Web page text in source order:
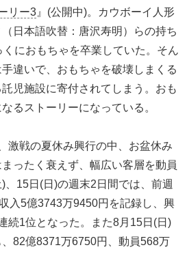
リー3 』(公開中)。カウボーイ人形
日本語吹替：唐沢寿明）らの持ち
におもちゃを卒業していた。そん
違いで、おもちゃを破壊しまくる
児施設に寄付されてしまう。おも
るストーリーになっている。
激戦の夏休み興行の中、お盆休み
ったく衰えず、幅広い客層を動員
、15日(日)の週末2日間では、前週
入5億3743万9450円を記録し、興
続1位となった。また8月15日(日)
82億8371万6750円、動員568万